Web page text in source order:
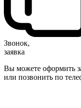
Звонок,
заявка
Вы можете оформить
или позвонить по